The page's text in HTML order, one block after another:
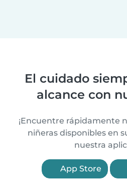
El cuidado
alcance con
¡Encuentre rápidamente
niñeras disponibles en
nuestra
App Store